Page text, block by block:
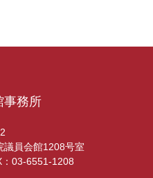
事務所
員会館1208号室
03-6551-1208